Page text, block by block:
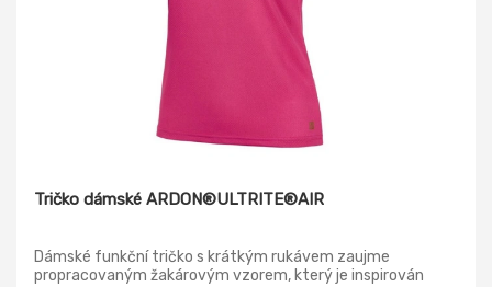
Tričko dámské ARDON®ULTRITE®AIR
Dámské funkční tričko s krátkým rukávem zaujme
propracovaným žakárovým vzorem, který je inspirován